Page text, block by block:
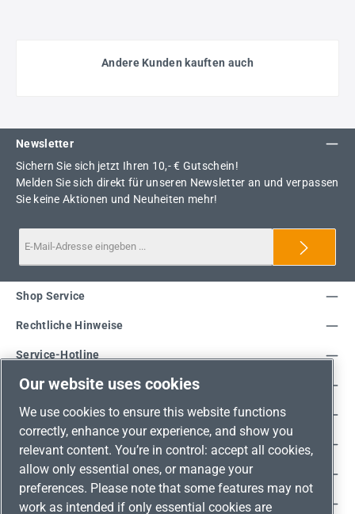
Andere Kunden kauften auch
Newsletter
Sichern Sie sich jetzt Ihren 10,- € Gutschein!
Melden Sie sich direkt für unseren Newsletter an und verpassen
Sie keine Aktionen und Neuheiten mehr!
Service-Hotline
Shop Service
Rechtliche Hinweise
Unsere Vorteile
Versandarten
Zahlungsarten
Adresse
Umweltschutz & Partnerschaft
Our website uses cookies
We use cookies to ensure this website functions
correctly, enhance your experience, and show you
relevant content. You’re in control: accept all cookies,
allow only essential ones, or manage your
preferences. Please note that some features may not
work as intended if only essential cookies are